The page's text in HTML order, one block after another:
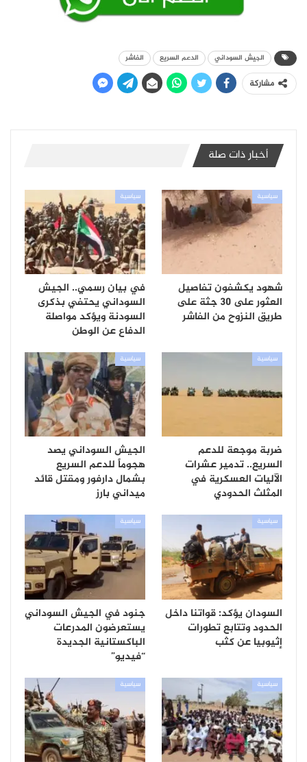
الجيش السوداني الدعم السريع الفاشر
مشاركة
أخبار ذات صلة
سياسية
شهود يكشفون تفاصيل
العثور على 30 جثة على
طريق النزوح من الفاشر
سياسية
في بيان رسمي.. الجيش
السوداني يحتفي بذكرى
السودنة ويؤكد مواصلة
الدفاع عن الوطن
سياسية
ضربة موجعة للدعم
السريع.. تدمير عشرات
الآليات العسكرية في
المثلث الحدودي
سياسية
الجيش السوداني يصد
هجوماً للدعم السريع
بشمال دارفور ومقتل قائد
ميداني بارز
سياسية
السودان يؤكد: قواتنا داخل
الحدود وتتابع تطورات
إثيوبيا عن كثب
سياسية
جنود في الجيش السوداني
يستعرضون المدرعات
الباكستانية الجديدة
“فيديو”
سياسية سياسية